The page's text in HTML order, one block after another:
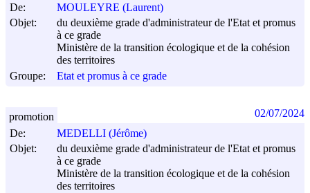
De:
MOULEYRE (Laurent)
Objet:
du deuxième grade d'administrateur de l'Etat et promus
à ce grade
Ministère de la transition écologique et de la cohésion
des territoires
Groupe:
Etat et promus à ce grade
De:
MEDELLI (Jérôme)
Objet:
du deuxième grade d'administrateur de l'Etat et promus
à ce grade
Ministère de la transition écologique et de la cohésion
des territoires
promotion 02/07/2024